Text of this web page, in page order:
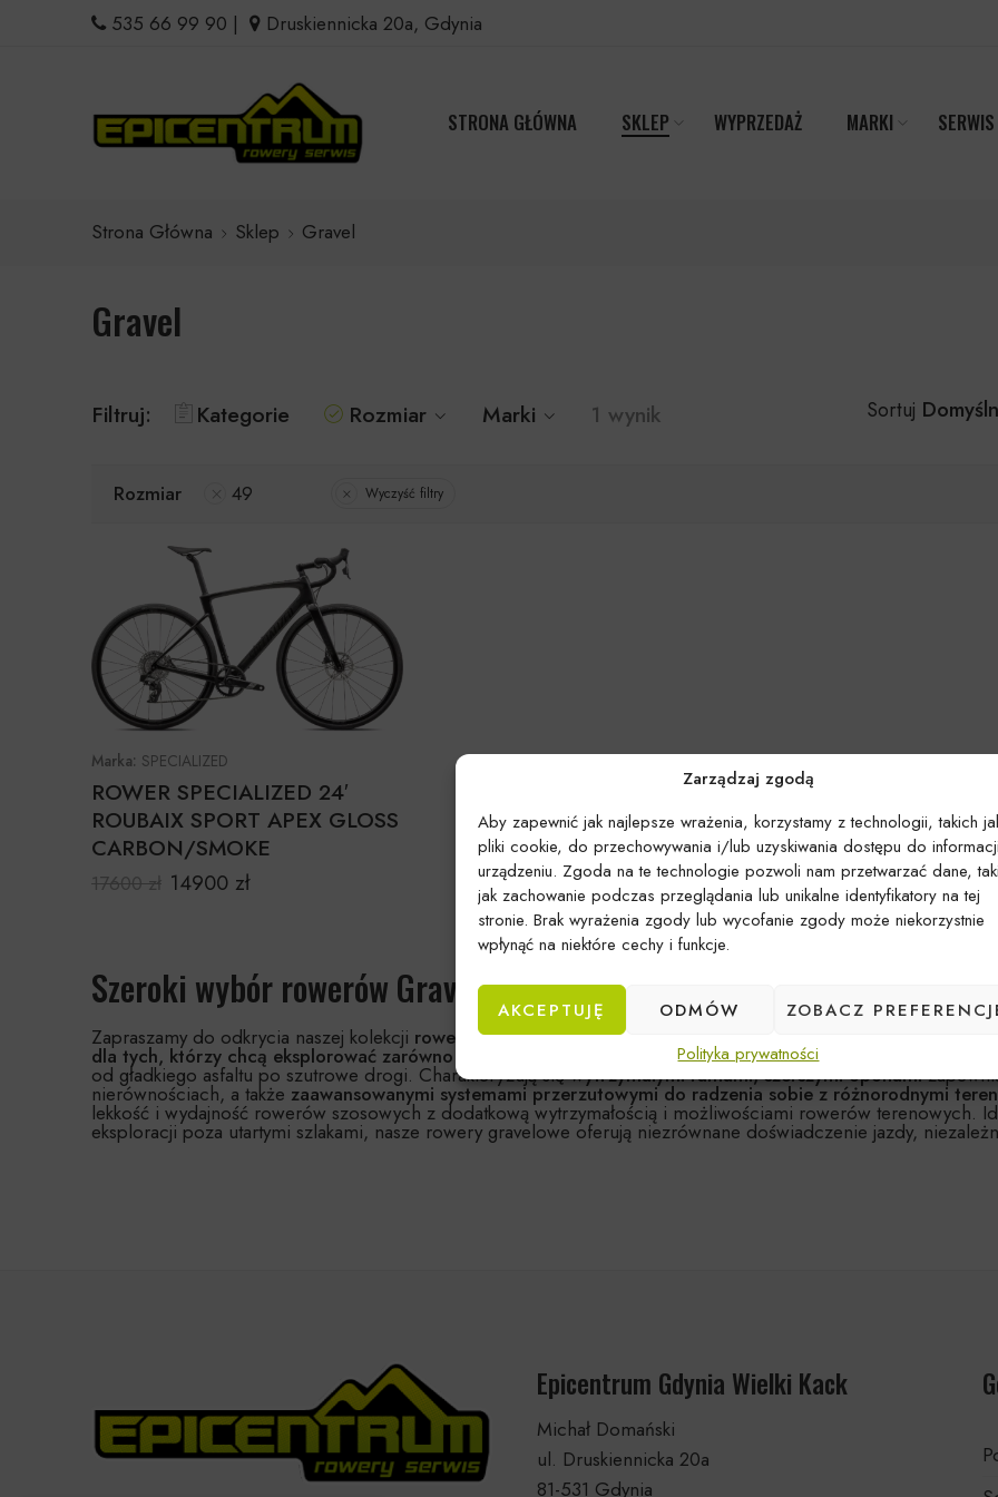
Zarządzaj zgodą
Aby zapewnić jak najlepsze wrażenia, korzystamy z technologii, takich
pliki cookie, do przechowywania i/lub uzyskiwania dostępu do
urządzeniu. Zgoda na te technologie pozwoli nam przetwarzać dane,
jak zachowanie podczas przeglądania lub unikalne identyfikatory na tej
stronie. Brak wyrażenia zgody lub wycofanie zgody może niekorzystnie
wpłynąć na niektóre cechy i funkcje.
AKCEPTUJĘ ODMÓW
ZOBACZ
Polityka prywatności
535 66 99 90 | Druskiennicka 20a, Gdynia
STRONA GŁÓWNA SKLEP WYPRZEDAŻ MARKI SERWIS
Strona Główna Sklep Gravel
Gravel
Filtruj: Kategorie Rozmiar Marki 1 wynik Sortuj
Rozmiar 49 Wyczyść filtry
Marka: SPECIALIZED
ROWER SPECIALIZED 24′
ROUBAIX SPORT APEX GLOSS
CARBON/SMOKE
17600zł 14900 zł
Szeroki wybór rowerów Gravel
Zapraszamy do odkrycia naszej kolekcji rowerów gravelowych,doskonałych dla osób poszukujących
dla tych, którzy chcą eksplorować zarówno szosy, jak i mniej utarte ścieżki.Są to rowery wszechstronne,
od gładkiego asfaltu po szutrowe drogi. Charakteryzują sięwytrzymałymi ramami, szerszymi oponami
nierównościach, a także zaawansowanymi systemami przerzutowymi do radzenia sobie z różnorodnymi
lekkość i wydajność rowerów szosowych z dodatkową wytrzymałością i możliwościami rowerów terenowych.
eksploracji poza utartymi szlakami, nasze rowery gravelowe oferują niezrównane doświadczenie jazdy,
Epicentrum Gdynia Wielki Kack
Michał Domański
ul. Druskiennicka 20a
81-531 Gdynia